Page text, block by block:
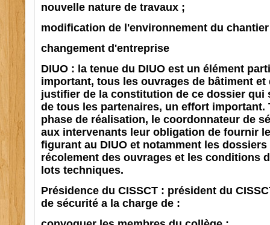
nouvelle nature de travaux ;
modification de l'environnement du
changement d'entreprise
DIUO : la tenue du DIUO est un élément
important, tous les ouvrages de bâtiment
justifier de la constitution de ce dossier qui
de tous les partenaires, un effort important.
phase de réalisation, le coordonnateur de
aux intervenants leur obligation de fournir
figurant au DIUO et notamment les dossiers
récolement des ouvrages et les conditions
lots techniques.
Présidence du CISSCT : président du
de sécurité a la charge de :